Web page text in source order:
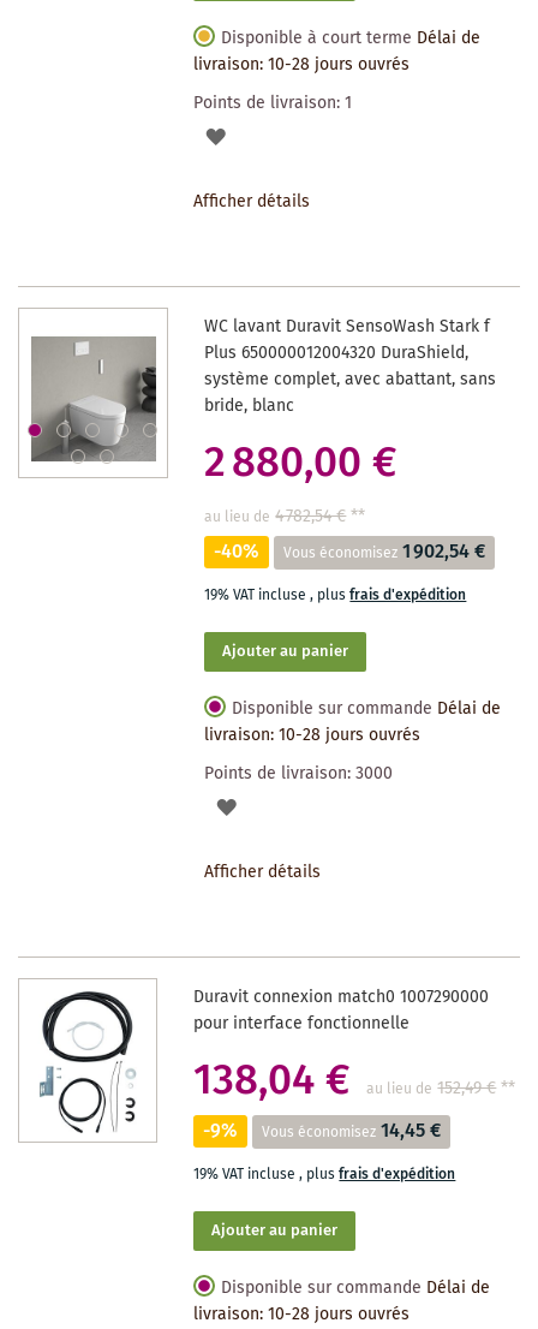
Disponible à court terme Délai de
livraison: 10-28 jours ouvrés
Points de livraison:1
AJOUTER
SOUHAITS
Afficher détails
WC lavant Duravit SensoWash Stark f
Plus 650000012004320 DuraShield,
système complet, avec abattant, sans
bride, blanc
2 880,00 €
au lieu de 4 782,54 €**
-40% Vous économisez 1 902,54 €
19% VAT incluse, plusfrais d'expédition
Ajouter au panier
Disponible sur commande Délai de
livraison: 10-28 jours ouvrés
Points de livraison:3000
AJOUTER
SOUHAITS
Afficher détails
Duravit connexion match0 1007290000
pour interface fonctionnelle
138,04 € au lieu de 152,49 €**
-9% Vous économisez 14,45 €
19% VAT incluse, plusfrais d'expédition
Ajouter au panier
Disponible sur commande Délai de
livraison: 10-28 jours ouvrés